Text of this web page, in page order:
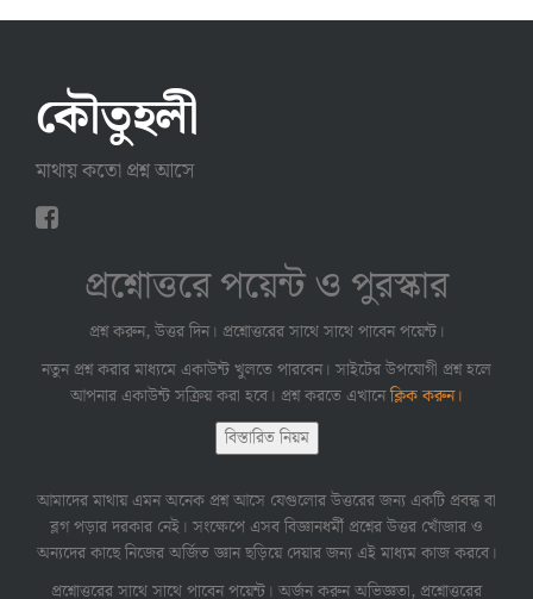
কৌতুহলী
মাথায় কতো প্রশ্ন আসে
প্রশ্নোত্তরে পয়েন্ট ও পুরস্কার
প্রশ্ন করুন, উত্তর দিন। প্রশ্নোত্তরের সাথে সাথে পাবেন পয়েন্ট।
নতুন প্রশ্ন করার মাধ্যমে একাউন্ট খুলতে পারবেন। সাইটের উপযোগী প্রশ্ন হলে
আপনার একাউন্ট সক্রিয় করা হবে। প্রশ্ন করতে এখানেক্লিক করুন।
বিস্তারিত নিয়ম
আমাদের মাথায় এমন অনেক প্রশ্ন আসে যেগুলোর উত্তরের জন্য একটি প্রবন্ধ বা
ব্লগ পড়ার দরকার নেই। সংক্ষেপে এসব বিজ্ঞানধর্মী প্রশ্নের উত্তর খোঁজার ও
অন্যদের কাছে নিজের অর্জিত জ্ঞান ছড়িয়ে দেয়ার জন্য এই মাধ্যম কাজ করবে।
প্রশ্নোত্তরের সাথে সাথে পাবেন পয়েন্ট। অর্জন করুন অভিজ্ঞতা, প্রশ্নোত্তরের